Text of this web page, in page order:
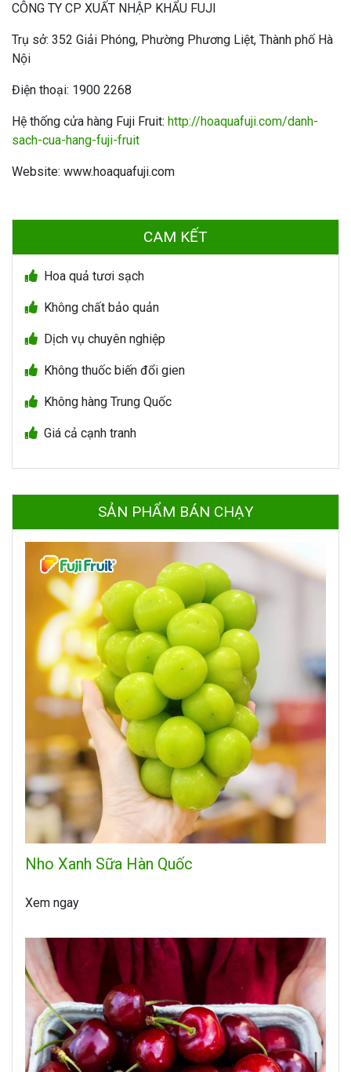
CÔNG TY CP XUẤT NHẬP KHẨU FUJI
Trụ sở: 352 Giải Phóng, Phường Phương Liệt, Thành phố Hà
Nội
Điện thoại: 1900 2268
Hệ thống cửa hàng Fuji Fruit: http://hoaquafuji.com/danh-
sach-cua-hang-fuji-fruit
Website: www.hoaquafuji.com
CAM KẾT
Hoa quả tươi sạch
Không chất bảo quản
Dịch vụ chuyên nghiệp
Không thuốc biến đổi gien
Không hàng Trung Quốc
Giá cả cạnh tranh
SẢN PHẨM BÁN CHẠY
Nho Xanh Sữa Hàn Quốc
Xem ngay